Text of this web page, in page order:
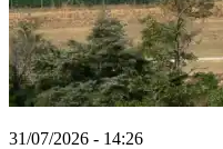
31/07/2026 - 14:26